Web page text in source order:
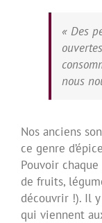
« Des
nous
Nos anciens
ce genre
Pouvoir
de fruits,
découvrir !). Il
qui viennent